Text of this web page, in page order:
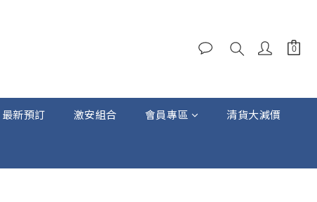
最新預訂 激安組合 會員專區 清貨大減價